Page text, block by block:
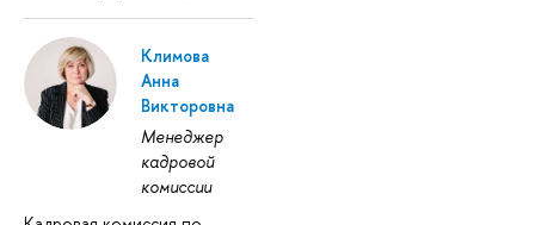
Климова
Анна
Викторовна
Менеджер
кадровой
комиссии